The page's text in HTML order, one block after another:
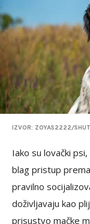
IZVOR: ZOYAS2222/
Iako su lovački psi,
blag pristup
pravilno
doživljavaju kao
prisustvo mačke